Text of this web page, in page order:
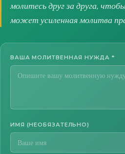
молитесь друг за друга,
может усиленная молитва
ВАША МОЛИТВЕННАЯ НУЖДА *
ИМЯ (НЕОБЯЗАТЕЛЬНО)